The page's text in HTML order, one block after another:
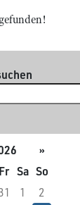
»
Fr Sa So
1
2